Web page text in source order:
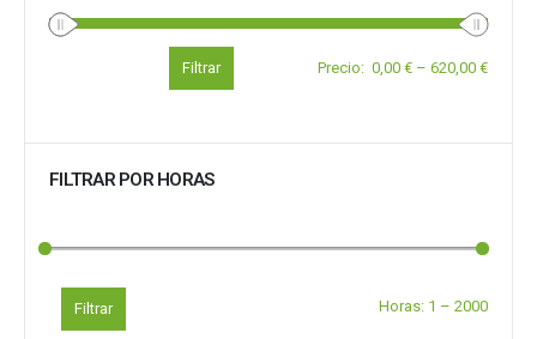
Filtrar Precio: 0,00 € – 620,00 €
FILTRAR POR HORAS
Filtrar Horas: 1 – 2000